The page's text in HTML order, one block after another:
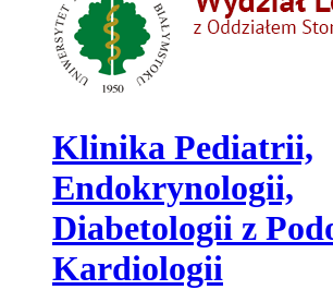
Klinika Pediatrii,
Endokrynologii,
Diabetologii z
Kardiologii